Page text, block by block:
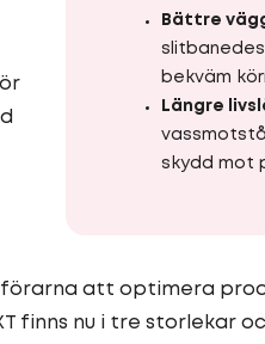
Bättre
bekväm
Längre
skydd mot
förarna att optimera
finns nu i tre storlekar